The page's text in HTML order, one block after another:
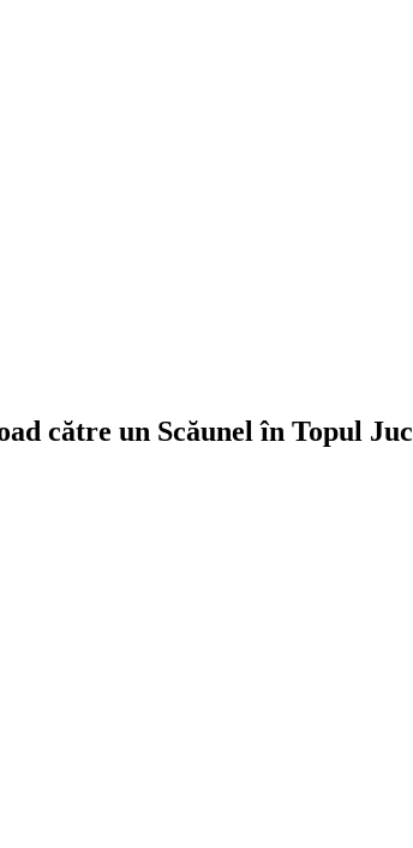
către un Scăunel în Topul Juc